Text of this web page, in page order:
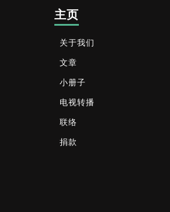
主页
关于我们
文章
小册子
电视转播
联络
捐款